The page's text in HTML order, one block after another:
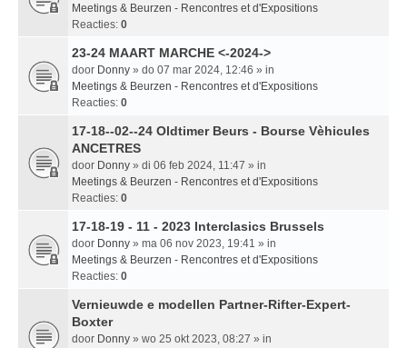
Meetings & Beurzen - Rencontres et d'Expositions
Reacties: 0
23-24 MAART MARCHE <-2024->
door Donny » do 07 mar 2024, 12:46 » in
Meetings & Beurzen - Rencontres et d'Expositions
Reacties: 0
17-18--02--24 Oldtimer Beurs - Bourse Vèhicules
ANCETRES
door Donny » di 06 feb 2024, 11:47 » in
Meetings & Beurzen - Rencontres et d'Expositions
Reacties: 0
17-18-19 - 11 - 2023 Interclasics Brussels
door Donny » ma 06 nov 2023, 19:41 » in
Meetings & Beurzen - Rencontres et d'Expositions
Reacties: 0
Vernieuwde e modellen Partner-Rifter-Expert-
Boxter
door Donny » wo 25 okt 2023, 08:27 » in